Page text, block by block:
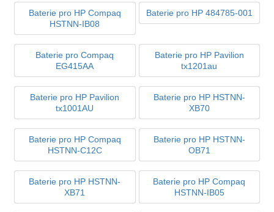
Baterie pro HP Compaq
HSTNN-IB08
Baterie pro HP 484785-001
Baterie pro Compaq
EG415AA
Baterie pro HP Pavilion
tx1201au
Baterie pro HP Pavilion
tx1001AU
Baterie pro HP HSTNN-
XB70
Baterie pro HP Compaq
HSTNN-C12C
Baterie pro HP HSTNN-
OB71
Baterie pro HP HSTNN-
XB71
Baterie pro HP Compaq
HSTNN-IB05